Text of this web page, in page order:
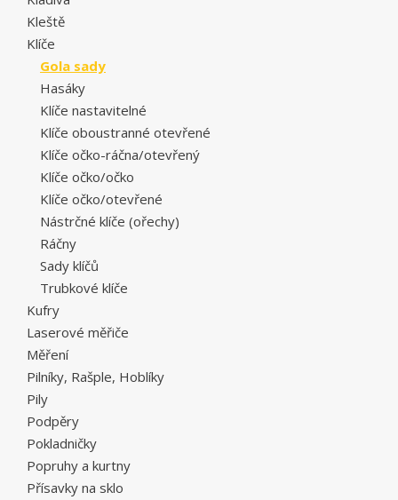
Kleště
Klíče
Gola sady
Hasáky
Klíče nastavitelné
Klíče oboustranné otevřené
Klíče očko-ráčna/otevřený
Klíče očko/očko
Klíče očko/otevřené
Nástrčné klíče (ořechy)
Ráčny
Sady klíčů
Trubkové klíče
Kufry
Laserové měřiče
Měření
Pilníky, Rašple, Hoblíky
Pily
Podpěry
Pokladničky
Popruhy a kurtny
Přísavky na sklo